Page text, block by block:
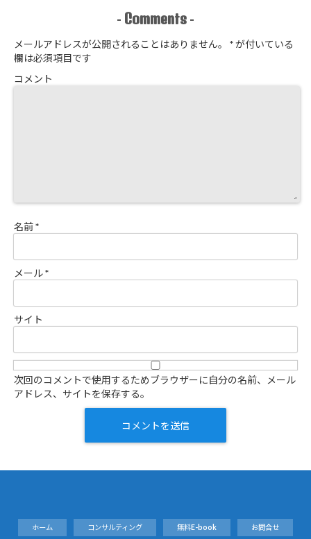
- Comments -
メールアドレスが公開されることはありません。 *が付いている
欄は必須項目です
コメント
名前*
メール*
サイト
次回のコメントで使用するためブラウザーに自分の名前、メール
アドレス、サイトを保存する。
ホーム コンサルティング 無料E-book お問合せ